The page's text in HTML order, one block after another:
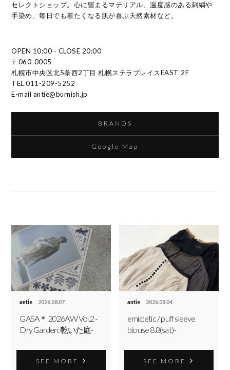
セレクトショップ。心に留まるマテリアル、温度感のある刺繍や
手染め、毎日でも着たくなる肌が喜ぶ天然素材など。
OPEN 10:00 - CLOSE 20:00
〒060-0005
札幌市中央区北5条西2丁目 札幌ステラプレイスEAST 2F
TEL 011-209-5252
E-mail antie@burnish.jp
BRANDS
Google Map
antie 2026.08.07
GASA＊ 2026AW Vol.2 -
Dry Garden:乾いた庭-
SEE MORE
antie 2026.08.04
emic:etic / puff sleeve
blouse 8.8(sat)-
SEE MORE